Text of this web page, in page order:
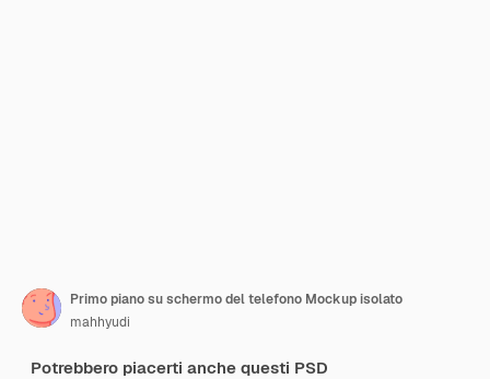
Primo piano su schermo del telefono Mockup isolato
mahhyudi
Potrebbero piacerti anche questi PSD